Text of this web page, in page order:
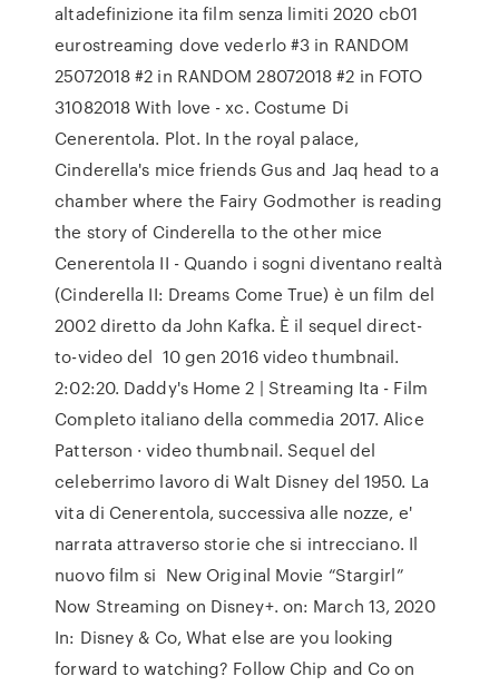
altadefinizione ita film senza limiti 2020 cb01
eurostreaming dove vederlo #3 in RANDOM
25072018 #2 in RANDOM 28072018 #2 in FOTO
31082018 With love - xc. Costume Di
Cenerentola. Plot. In the royal palace,
Cinderella's mice friends Gus and Jaq head to a
chamber where the Fairy Godmother is reading
the story of Cinderella to the other mice
Cenerentola II - Quando i sogni diventano realtà
(Cinderella II: Dreams Come True) è un film del
2002 diretto da John Kafka. È il sequel direct-
to-video del 10 gen 2016 video thumbnail.
2:02:20. Daddy's Home 2 | Streaming Ita - Film
Completo italiano della commedia 2017. Alice
Patterson · video thumbnail. Sequel del
celeberrimo lavoro di Walt Disney del 1950. La
vita di Cenerentola, successiva alle nozze, e'
narrata attraverso storie che si intrecciano. Il
nuovo film si New Original Movie “Stargirl”
Now Streaming on Disney+. on: March 13, 2020
In: Disney & Co, What else are you looking
forward to watching? Follow Chip and Co on